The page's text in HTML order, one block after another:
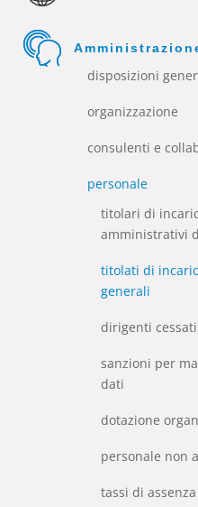
disposizioni
organizzazione
consulenti e
personale
titolari di
amministrativi
titolati di
generali
dirigenti cessati
sanzioni per
dati
dotazione
personale non
tassi di assenza